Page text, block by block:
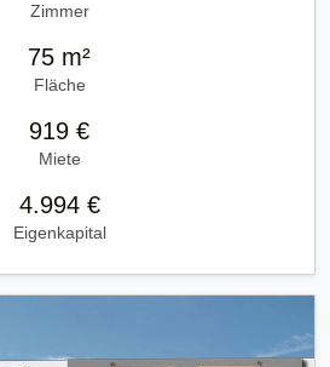
Zimmer
75 m²
Fläche
919 €
Miete
4.994 €
Eigenkapital